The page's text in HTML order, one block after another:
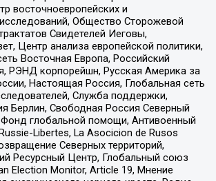
восточноевропейских и
Общество Сторожевой
Свидетелей Иеговы,
Центр анализа европейской политики,
Восточная Европа, Российский
РЭНД корпорейшн, Русская Америка за
Настоящая Россия, Глобальная сеть
Служба поддержки,
Берлин, Свободная Россия Северный
глобальной помощи, Антивоенный
Libertes, La Asocicion de Rusos
Северных территорий,
Ресурсный Центр, Глобальный союз
Election Monitor, Article 19, Мнение